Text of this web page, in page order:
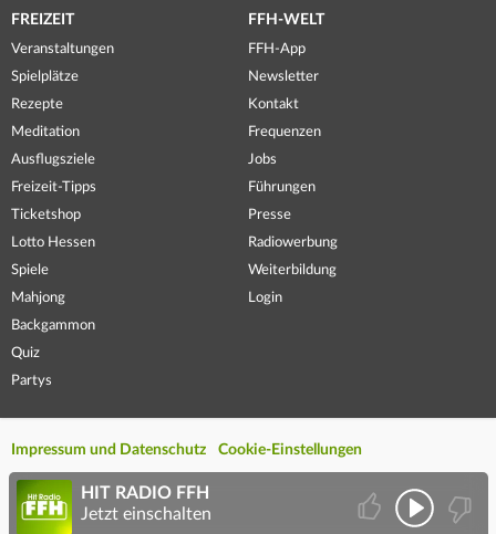
FREIZEIT
Veranstaltungen
Spielplätze
Rezepte
Meditation
Ausflugsziele
Freizeit-Tipps
Ticketshop
Lotto Hessen
Spiele
Mahjong
Backgammon
Quiz
Partys
FFH-WELT
FFH-App
Newsletter
Kontakt
Frequenzen
Jobs
Führungen
Presse
Radiowerbung
Weiterbildung
Login
Impressum und Datenschutz Cookie-Einstellungen
HIT RADIO FFH
Jetzt einschalten